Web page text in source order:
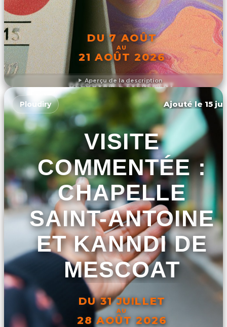
Aperçu de la description
DU 7 AOÛT
AU
21 AOÛT 2026
DÉCOUVRIR L'ÉVÉNEMENT
Ploudiry Ajouté le 15
VISITE
COMMENTÉE :
CHAPELLE
SAINT-ANTOINE
ET KANNDI DE
MESCOAT
DU 31 JUILLET
AU
28 AOÛT 2026